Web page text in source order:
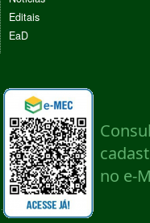
Editais
EaD